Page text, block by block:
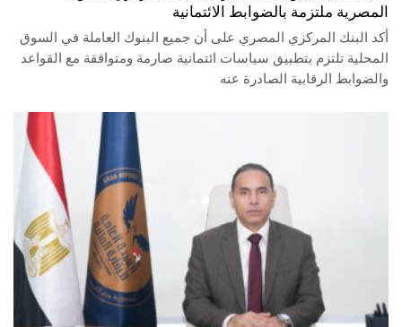
المصرية ملتزمة بالضوابط الائتمانية
أكد البنك المركزي المصري على أن جميع البنوك العاملة في السوق
المحلية تلتزم بتطبيق سياسات ائتمانية صارمة ومتوافقة مع القواعد
والضوابط الرقابية الصادرة عنه